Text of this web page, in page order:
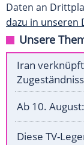
Daten an
dazu in unseren
Unsere
Iran
Ab 10.
Diese TV-